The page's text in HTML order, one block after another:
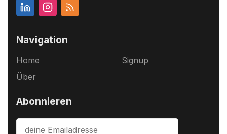
Navigation
Home
Über
Signup
Abonnieren